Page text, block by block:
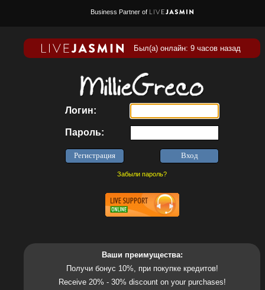
Business Partner of
Был(а) онлайн: 9 часов назад
Логин:
Пароль:
Забыли пароль?
Ваши преимущества:
Получи бонус 10%, при покупке кредитов!
Receive 20% - 30% discount on your purchases!